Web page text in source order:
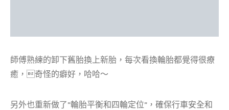
師傅熟練的卸下舊胎換上新胎，每次看換輪胎都覺得很療
癒，奇怪的癖好，哈哈～
另外也重新做了”輪胎平衡和四輪定位”，確保行車安全和